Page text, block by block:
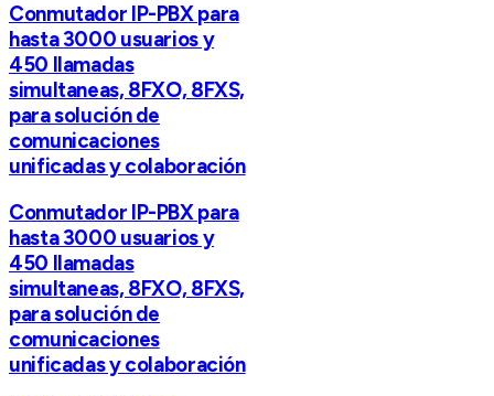
Conmutador IP-PBX para
hasta 3000 usuarios y
450 llamadas
simultaneas, 8FXO, 8FXS,
para solución de
comunicaciones
unificadas y colaboración
Conmutador IP-PBX para
hasta 3000 usuarios y
450 llamadas
simultaneas, 8FXO, 8FXS,
para solución de
comunicaciones
unificadas y colaboración